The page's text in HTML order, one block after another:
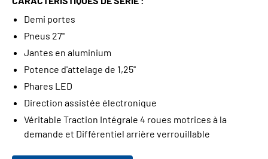
Demi portes
Pneus 27''
Jantes en aluminium
Potence d'attelage de 1,25''
Phares LED
Direction assistée électronique
Véritable Traction Intégrale 4 roues motrices à la
demande et Différentiel arrière verrouillable